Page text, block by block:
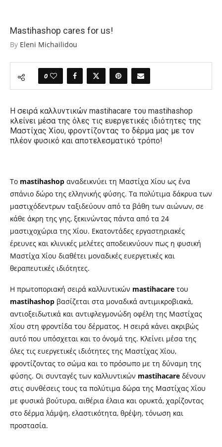
Mastihashop cares for us!
By Eleni Michailidou
0
Η σειρά καλλυντικών mastihacare του mastihashop
κλείνει μέσα της όλες τις ευεργετικές ιδιότητες της
Μαστίχας Χίου, φροντίζοντας το δέρμα μας με τον
πλέον φυσικό και αποτελεσματικό τρόπο!
Το mastihashop αναδεικνύει τη Μαστίχα Χίου ως ένα
σπάνιο δώρο της ελληνικής φύσης. Τα πολύτιμα δάκρυα των
μαστιχόδεντρων ταξιδεύουν από τα βάθη των αιώνων, σε
κάθε άκρη της γης, ξεκινώντας πάντα από τα 24
μαστιχοχώρια της Χίου. Εκατοντάδες εργαστηριακές
έρευνες και κλινικές μελέτες αποδεικνύουν πως η φυσική
Μαστίχα Χίου διαθέτει μοναδικές ευεργετικές και
θεραπευτικές ιδιότητες.
Η πρωτοποριακή σειρά καλλυντικών mastihacare του
mastihashop βασίζεται στα μοναδικά αντιμικροβιακά,
αντιοξειδωτικά και αντιφλεγμονώδη οφέλη της Μαστίχας
Χίου στη φροντίδα του δέρματος. Η σειρά κάνει ακριβώς
αυτό που υπόσχεται και το όνομά της. Κλείνει μέσα της
όλες τις ευεργετικές ιδιότητες της Μαστίχας Χίου,
φροντίζοντας το σώμα και το πρόσωπο με τη δύναμη της
φύσης. Οι συνταγές των καλλυντικών mastihacare δένουν
στις συνθέσεις τους τα πολύτιμα δώρα της Μαστίχας Χίου
με φυσικά βούτυρα, αιθέρια έλαια και ορυκτά, χαρίζοντας
στο δέρμα λάμψη, ελαστικότητα, θρέψη, τόνωση και
προστασία.